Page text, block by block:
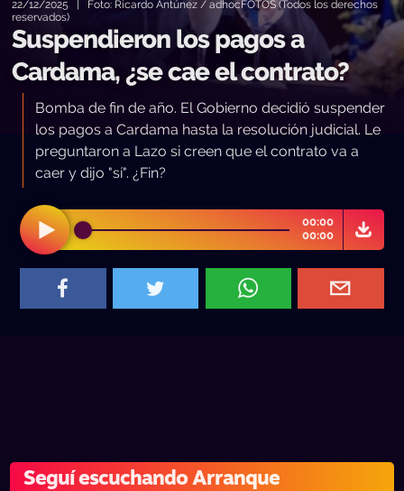
22/12/2025 | Foto: Ricardo Antúnez / adhocFOTOS (Todos los derechos
reservados)
Suspendieron los pagos a
Cardama, ¿se cae el contrato?
Bomba de fin de año. El Gobierno decidió suspender
los pagos a Cardama hasta la resolución judicial. Le
preguntaron a Lazo si creen que el contrato va a
caer y dijo "sí". ¿Fin?
00:00
00:00
Seguí escuchando Arranque